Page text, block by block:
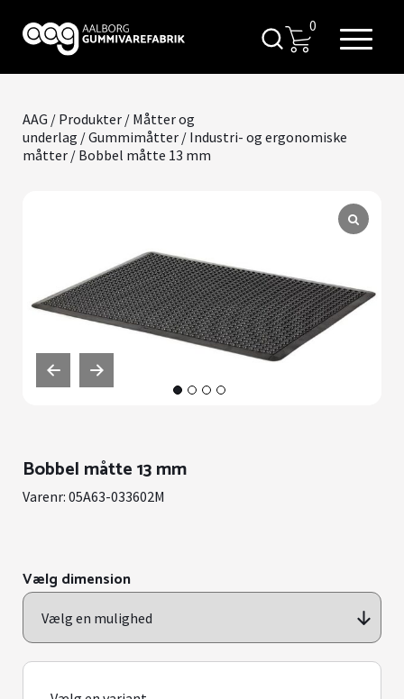
0
AAG / Produkter / Måtter og
underlag /Gummimåtter / Industri- og ergonomiske
måtter / Bobbel måtte 13 mm
Bobbel måtte 13 mm
Varenr: 05A63-033602M
Vælg dimension